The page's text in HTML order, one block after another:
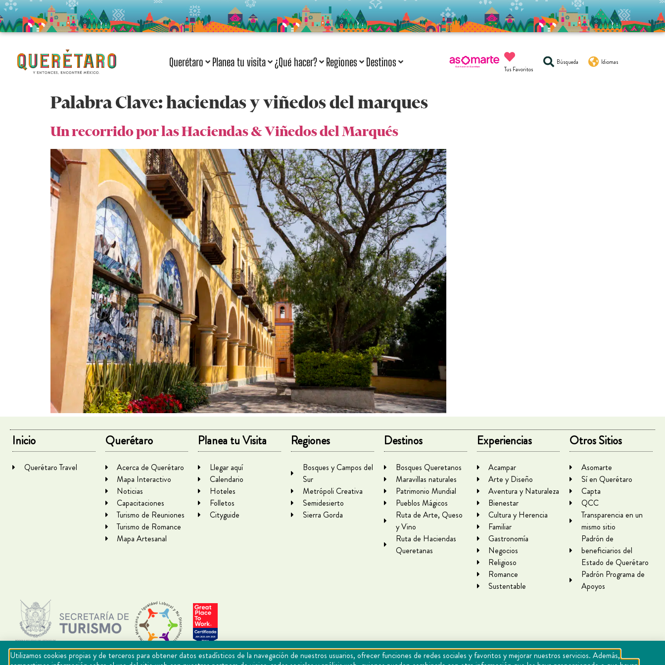
Querétaro Planea tu visita ¿Qué hacer? Regiones Destinos
Tus Favoritos
Búsqueda Idiomas
Palabra Clave:haciendas y viñedos del marques
Un recorrido por las Haciendas & Viñedos del Marqués
Inicio
Querétaro Travel
Querétaro
Acerca de Querétaro
Mapa Interactivo
Noticias
Capacitaciones
Turismo de Reuniones
Turismo de Romance
Mapa Artesanal
Planea tu Visita
Llegar aquí
Calendario
Hoteles
Folletos
Cityguide
Regiones
Bosques y Campos del
Sur
Metrópoli Creativa
Semidesierto
Sierra Gorda
Destinos
Bosques Queretanos
Maravillas naturales
Patrimonio Mundial
Pueblos Mágicos
Ruta de Arte, Queso
y Vino
Ruta de Haciendas
Queretanas
Experiencias
Acampar
Arte y Diseño
Aventura y Naturaleza
Bienestar
Cultura y Herencia
Familiar
Gastronomía
Negocios
Religioso
Romance
Sustentable
Otros Sitios
Asomarte
Sí en Querétaro
Capta
QCC
Transparencia en un
mismo sitio
Padrón de
beneficiarios del
Estado de Querétaro
Padrón Programa de
Apoyos
Utilizamos cookies propias y de terceros para obtener datos estadísticos de la navegación de nuestros usuarios, ofrecer funciones de redes sociales y favoritos y mejorar nuestros servicios. Además,